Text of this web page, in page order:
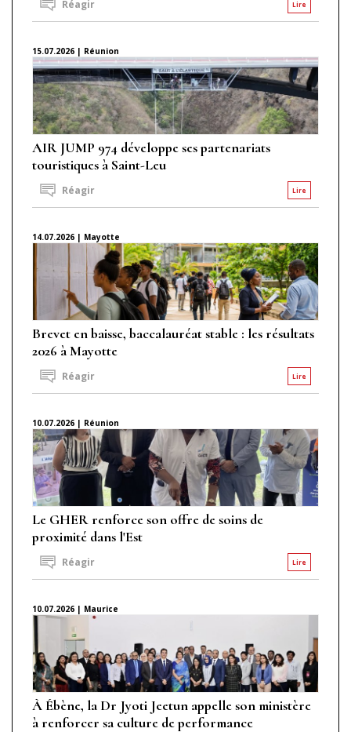
Lire
Réagir
15.07.2026 | Réunion
AIR JUMP 974 développe ses partenariats
touristiques à Saint-Leu
Lire
Réagir
14.07.2026 | Mayotte
Brevet en baisse, baccalauréat stable : les résultats
2026 à Mayotte
Lire
Réagir
10.07.2026 | Réunion
Le GHER renforce son offre de soins de
proximité dans l'Est
Lire
Réagir
10.07.2026 | Maurice
À Ébène, la Dr Jyoti Jeetun appelle son ministère
à renforcer sa culture de performance